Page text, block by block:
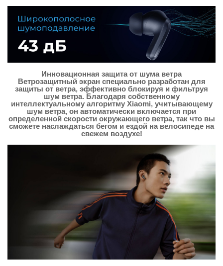
Инновационная защита от шума ветра
Ветрозащитный экран специально разработан для
защиты от ветра, эффективно блокируя и фильтруя
шум ветра. Благодаря собственному
интеллектуальному алгоритму Xiaomi, учитывающему
шум ветра, он автоматически включается при
определенной скорости окружающего ветра, так что вы
сможете наслаждаться бегом и ездой на велосипеде на
свежем воздухе!